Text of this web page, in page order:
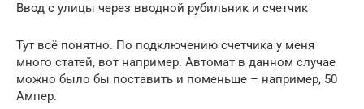
Ввод с улицы через вводной рубильник и счетчик
Тут всё понятно. По подключению счетчика у меня
много статей, вот например. Автомат в данном случае
можно было бы поставить и поменьше – например, 50
Ампер.